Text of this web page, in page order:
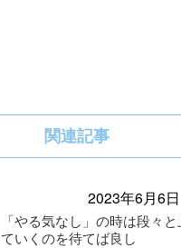
関連記事
2023年6月6日
「やる気なし」の時は段々
ていくのを待てば良し